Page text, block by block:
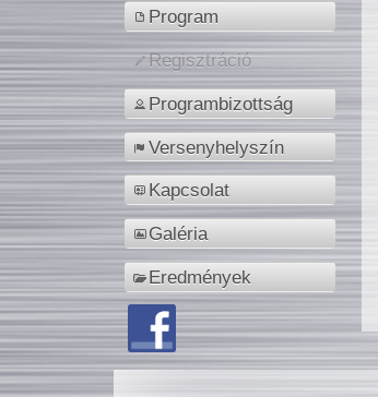
Program
Regisztráció
Programbizottság
Versenyhelyszín
Kapcsolat
Galéria
Eredmények